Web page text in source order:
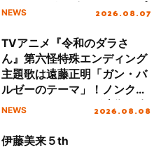
ュアル＆グッズラインナップ
NEWS 2026.08.07
TVアニメ『令和のダラさ
ん』第六怪特殊エンディング
主題歌は遠藤正明「ガン・バ
ルゼーのテーマ」！ノンクレ
ジットエンディング映像も公
NEWS 2026.08.08
伊藤美来５th